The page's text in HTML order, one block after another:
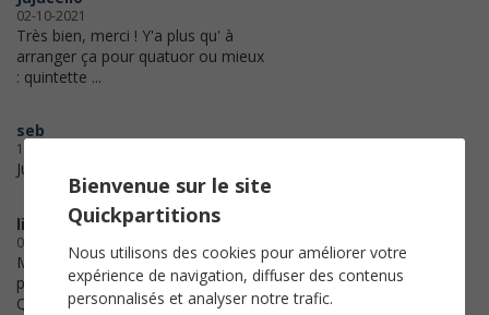
02-10-2021
Très bien, merci ! Y'a plus qu' à
arranger ça pour quatuor ou mieux
: quintette ...
seb
19-03-2021
Juste Parfait
liluthiel
03-06-2020
Merci pour cette magnifique
partition.
Qualité prix au top
Bienvenue sur le site
Quickpartitions
Nous utilisons des cookies pour améliorer votre
expérience de navigation, diffuser des contenus
personnalisés et analyser notre trafic.